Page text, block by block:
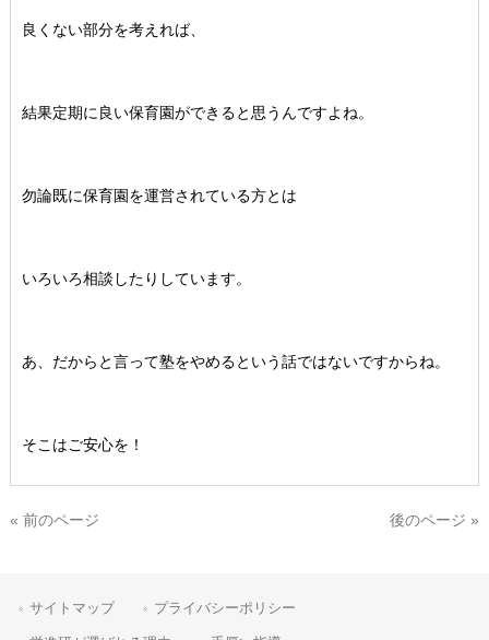
良くない部分を考えれば、
結果定期に良い保育園ができると思うんですよね。
勿論既に保育園を運営されている方とは
いろいろ相談したりしています。
あ、だからと言って塾をやめるという話ではないですからね。
そこはご安心を！
« 前のページ 後のページ »
サイトマップ プライバシーポリシー